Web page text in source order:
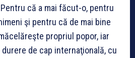
că a mai făcut-o, pentru
şi pentru că de mai bine
propriul popor, iar
de cap internaţională, cu